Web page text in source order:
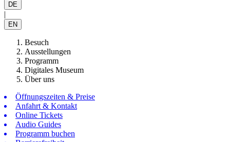
DE
|
EN
Besuch
Ausstellungen
Programm
Digitales Museum
Über uns
Öffnungszeiten & Preise
Anfahrt & Kontakt
Online Tickets
Audio Guides
Programm buchen